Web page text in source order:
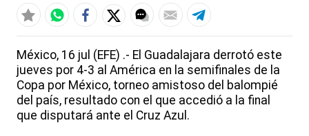
México, 16 jul (EFE) .- El Guadalajara derrotó este
jueves por 4-3 al América en la semifinales de la
Copa por México, torneo amistoso del balompié
del país, resultado con el que accedió a la final
que disputará ante el Cruz Azul.